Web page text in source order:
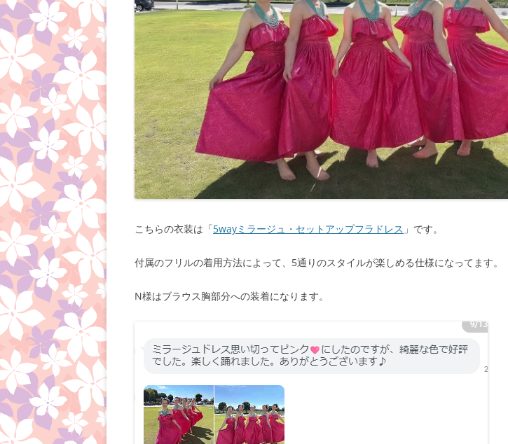
こちらの衣装は「5wayミラージュ・セットアップフラドレス 」です。
付属のフリルの着用方法によって、5通りのスタイルが楽しめる仕様になってます。
N様はブラウス胸部分への装着になります。